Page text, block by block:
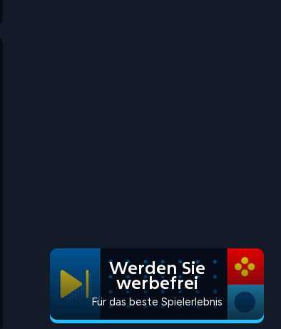
Werden Sie
werbefrei
Für das beste Spielerlebnis